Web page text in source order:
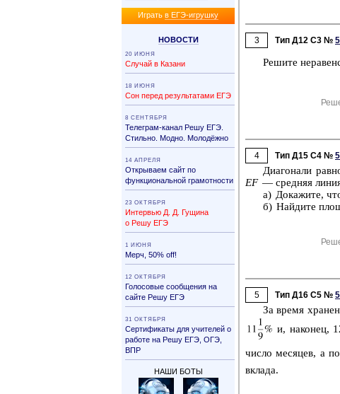
Иг­рать в ЕГЭ-иг­руш­ку
НО­ВО­СТИ
20 ИЮНЯ
Случай в Казани
18 ИЮНЯ
Сон перед результатами ЕГЭ
8 СЕНТЯБРЯ
Телеграм-канал Решу ЕГЭ.
Стильно. Модно. Молодёжно
14 АПРЕЛЯ
Открываем сайт по
функциональной грамотности
23 ОКТЯБРЯ
Интервью Д. Д. Гущина
о Решу ЕГЭ
1 ИЮНЯ
Мерч, 50% off!
12 ОКТЯБРЯ
Голосовые сообщения на
сайте Решу ЕГЭ
31 ОК­ТЯБ­РЯ
Сер­ти­фи­ка­ты для учи­те­лей о
ра­бо­те на Решу ЕГЭ, ОГЭ,
ВПР
НАШИ БОТЫ
3 Тип Д12 C3 №
Ре­ши­те
4 Тип Д15 C4 №
Диа­го­на­ли
EF— сред­няя
а) До­ка­жи­те,
б) Най­ди­те
5 Тип Д16 C5 №
За время
и, на­ко­нец,
число ме­ся­цев, а
вкла­да.